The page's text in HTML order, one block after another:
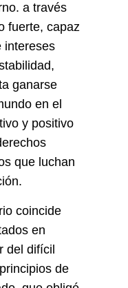
a través
fuerte, capaz
intereses
ganarse
en el
y positivo
que luchan
coincide
en
del difícil
de